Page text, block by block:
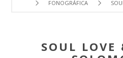
FONOGRÁFICA
SOUL LOVE